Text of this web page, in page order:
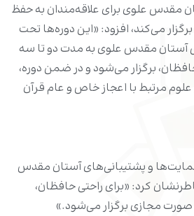
مقدس علوی برای علاقه‌مندان به حفظ
می‌کند، افزود: «این دوره‌ها تحت
آستان مقدس علوی به مدت دو تا سه
برگزار می‌شود و در ضمن دوره،
مرتبط با اعجاز خاص و عام قرآن
و پشتیبانی‌های آستان مقدس
کرد: «برای راحتی حافظان،
مجازی برگزار می‌شود.»